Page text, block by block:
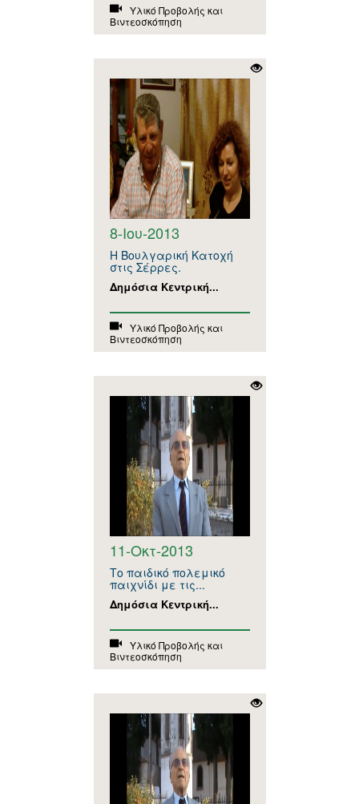
Υλικό Προβολής και
Βιντεοσκόπηση
8-Ιου-2013
Η Βουλγαρική Κατοχή
στις Σέρρες.
Δημόσια Κεντρική...
Υλικό Προβολής και
Βιντεοσκόπηση
11-Οκτ-2013
Το παιδικό πολεμικό
παιχνίδι με τις...
Δημόσια Κεντρική...
Υλικό Προβολής και
Βιντεοσκόπηση